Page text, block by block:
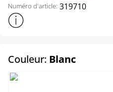
Numéro d'article: 319710
Afficher plus d'informations sur
Couleur: Blancselect